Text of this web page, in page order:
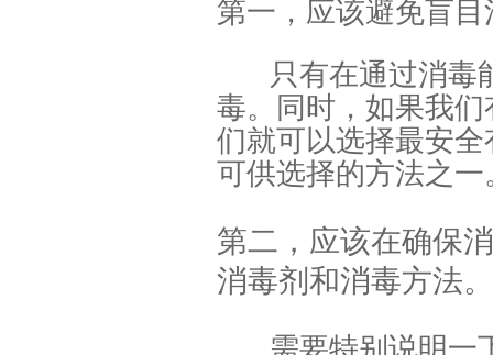
第一，应该避免盲
只有在通过消毒
毒。同时，如果我
们就可以选择最安
可供选择的方法之一
第二，应该在确保
消毒剂和消毒方法。
需要特别说明一